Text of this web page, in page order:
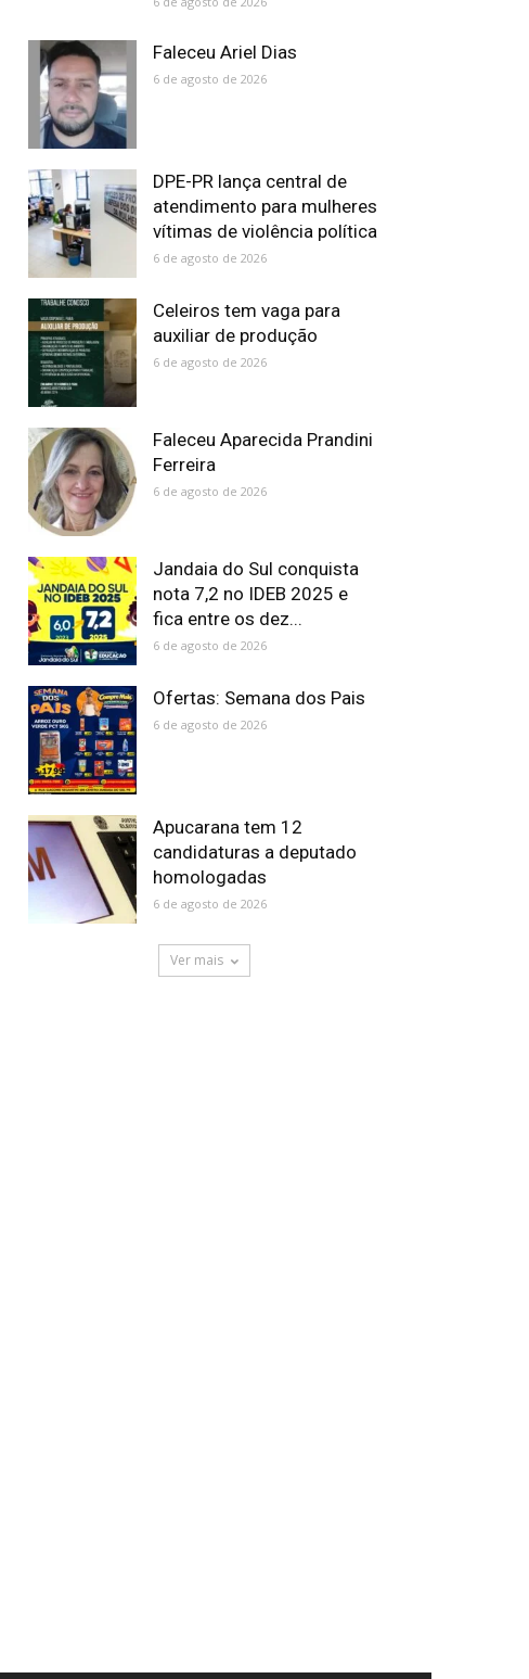
Faleceu Ariel Dias
6 de agosto de 2026
DPE-PR lança central de
atendimento para mulheres
vítimas de violência política
6 de agosto de 2026
Celeiros tem vaga para
auxiliar de produção
6 de agosto de 2026
Faleceu Aparecida Prandini
Ferreira
6 de agosto de 2026
Jandaia do Sul conquista
nota 7,2 no IDEB 2025 e
fica entre os dez...
6 de agosto de 2026
Ofertas: Semana dos Pais
6 de agosto de 2026
Apucarana tem 12
candidaturas a deputado
homologadas
6 de agosto de 2026
Ver mais